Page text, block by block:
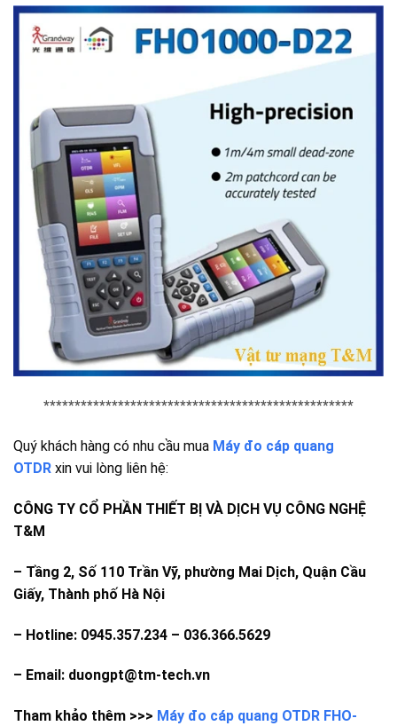
**************************************************
Quý khách hàng có nhu cầu mua Máy đo cáp quang
OTDR xin vui lòng liên hệ:
CÔNG TY CỔ PHẦN THIẾT BỊ VÀ DỊCH VỤ CÔNG NGHỆ
T&M
– Tầng 2, Số 110 Trần Vỹ, phường Mai Dịch, Quận Cầu
Giấy, Thành phố Hà Nội
– Hotline: 0945.357.234 – 036.366.5629
– Email: duongpt@tm-tech.vn
Tham khảo thêm >>> Máy đo cáp quang OTDR FHO-